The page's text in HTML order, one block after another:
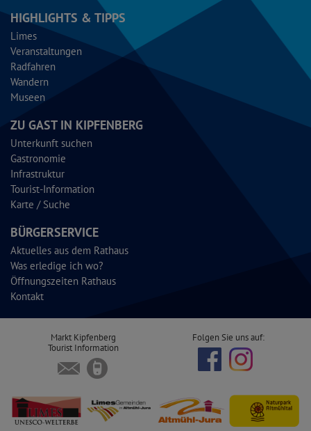
HIGHLIGHTS & TIPPS
Limes
Veranstaltungen
Radfahren
Wandern
Museen
ZU GAST IN KIPFENBERG
Unterkunft suchen
Gastronomie
Infrastruktur
Tourist-Information
Karte / Suche
BÜRGERSERVICE
Aktuelles aus dem Rathaus
Was erledige ich wo?
Öffnungszeiten Rathaus
Kontakt
Markt Kipfenberg
Tourist Information
Folgen Sie uns auf: